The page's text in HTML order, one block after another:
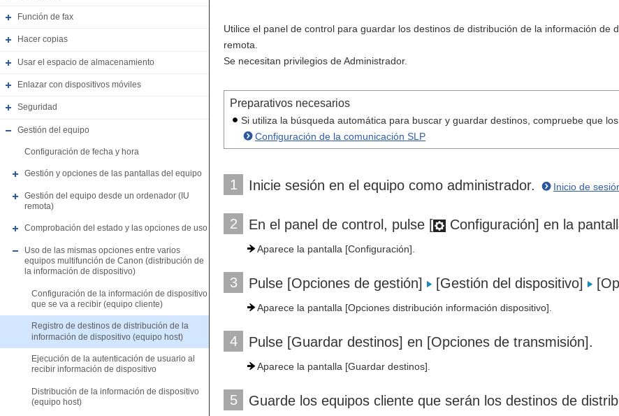
Función de fax
Hacer copias
Usar el espacio de almacenamiento
Enlazar con dispositivos móviles
Seguridad
Gestión del equipo
Configuración de fecha y hora
Gestión y opciones de las pantallas del equipo
Gestión del equipo desde un ordenador (IU
remota)
Comprobación del estado y las opciones de uso
Uso de las mismas opciones entre varios
equipos multifunción de Canon (distribución de
la información de dispositivo)
Configuración de la información de dispositivo
que se va a recibir (equipo cliente)
Registro de destinos de distribución de la
información de dispositivo (equipo host)
Ejecución de la autenticación de usuario al
recibir información de dispositivo
Distribución de la información de dispositivo
(equipo host)
Utilice el panel de control para guardar los destinos de distribución de la información
remota.
Se necesitan privilegios de Administrador.
Preparativos necesarios
Si utiliza la búsqueda automática para buscar y guardar destinos, compruebe que
Configuración de la comunicación SLP
1 Inicie sesión en el equipo como administrador. Inicio de
2 En el panel de control, pulse [ Configuración] en la
Aparece la pantalla [Configuración].
3 Pulse [Opciones de gestión] [Gestión del dispositivo]
Aparece la pantalla [Opciones distribución información dispositivo].
4 Pulse [Guardar destinos] en [Opciones de transmisión].
Aparece la pantalla [Guardar destinos].
5 Guarde los equipos cliente que serán los destinos de